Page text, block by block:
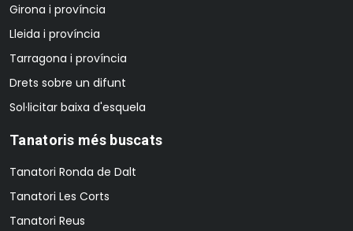
Girona i província
Lleida i província
Tarragona i província
Drets sobre un difunt
Sol·licitar baixa d'esquela
Tanatoris més buscats
Tanatori Ronda de Dalt
Tanatori Les Corts
Tanatori Reus